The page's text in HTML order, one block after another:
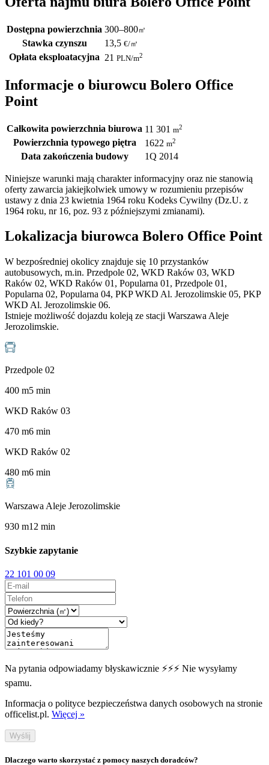
Dostępna powierzchnia 300–800㎡
Stawka czynszu 13,5 €/㎡
Opłata eksploatacyjna 21 PLN/m2
Informacje o biurowcu Bolero Office
Point
Całkowita powierzchnia biurowa 11 301 m2
Powierzchnia typowego piętra 1622 m2
Data zakończenia budowy 1Q 2014
Niniejsze warunki mają charakter informacyjny oraz nie stanowią
oferty zawarcia jakiejkolwiek umowy w rozumieniu przepisów
ustawy z dnia 23 kwietnia 1964 roku Kodeks Cywilny (Dz.U. z
1964 roku, nr 16, poz. 93 z późniejszymi zmianami).
Lokalizacja biurowca Bolero Office Point
W bezpośredniej okolicy znajduje się 10 przystanków
autobusowych, m.in. Przedpole 02, WKD Raków 03, WKD
Raków 02, WKD Raków 01, Popularna 01, Przedpole 01,
Popularna 02, Popularna 04, PKP WKD Al. Jerozolimskie 05, PKP
WKD Al. Jerozolimskie 06.
Istnieje możliwość dojazdu koleją ze stacji Warszawa Aleje
Jerozolimskie.
Przedpole 02
400 m5 min
WKD Raków 03
470 m6 min
WKD Raków 02
480 m6 min
Warszawa Aleje Jerozolimskie
930 m12 min
Szybkie zapytanie
22 101 00 09
Na pytania odpowiadamy błyskawicznie ⚡⚡⚡ Nie wysyłamy
spamu.
Informacja o polityce bezpieczeństwa danych osobowych na stronie
officelist.pl. Więcej »
Wyślij
Dlaczego warto skorzystać z pomocy naszych doradców?